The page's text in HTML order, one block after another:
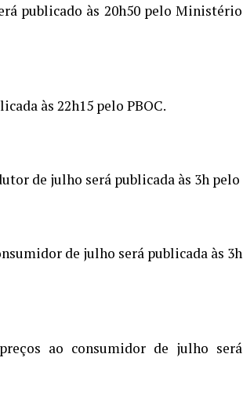
publicado às 20h50 pelo Ministério
às 22h15 pelo PBOC.
de julho será publicada às 3h pelo
de julho será publicada às 3h
ao consumidor de julho será